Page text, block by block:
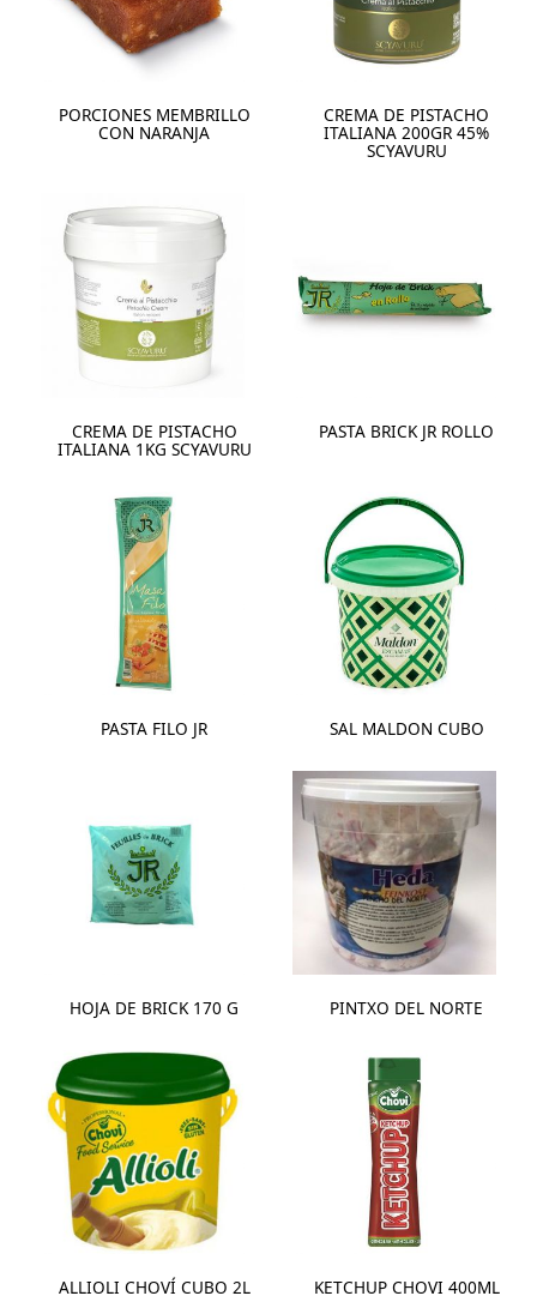
PORCIONES MEMBRILLO
CON NARANJA
CREMA DE PISTACHO
ITALIANA 200GR 45%
SCYAVURU
CREMA DE PISTACHO
ITALIANA 1KG SCYAVURU
PASTA BRICK JR ROLLO
PASTA FILO JR SAL MALDON CUBO
HOJA DE BRICK 170 G PINTXO DEL NORTE
ALLIOLI CHOVÍ CUBO 2L KETCHUP CHOVI 400ML